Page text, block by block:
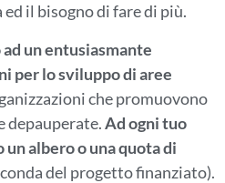
il bisogno di fare di più.
un entusiasmante
per lo sviluppo di aree
che promuovono
depauperate.Ad ogni tuo
albero o una quota di
del progetto finanziato).